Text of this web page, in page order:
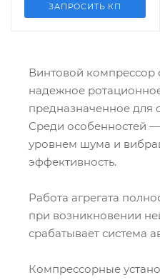
ЗАПРОСИТЬ КП
Винтовой компрессор
надежное
предназначенное для
Среди особенностей
уровнем шума и
эффективность.
Работа агрегата
при возникновении
срабатывает система
Компрессорные